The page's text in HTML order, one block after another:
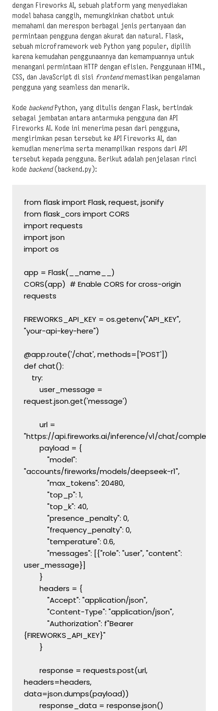
dengan Fireworks AI, sebuah platform yang menyediakan
model bahasa canggih, memungkinkan chatbot untuk
memahami dan merespon berbagai jenis pertanyaan dan
permintaan pengguna dengan akurat dan natural. Flask,
sebuah microframework web Python yang populer, dipilih
karena kemudahan penggunaannya dan kemampuannya untuk
menangani permintaan HTTP dengan efisien. Penggunaan HTML,
CSS, dan JavaScript di sisi frontendmemastikan pengalaman
pengguna yang seamless dan menarik.
Kode backendPython, yang ditulis dengan Flask, bertindak
sebagai jembatan antara antarmuka pengguna dan API
Fireworks AI. Kode ini menerima pesan dari pengguna,
mengirimkan pesan tersebut ke API Fireworks AI, dan
kemudian menerima serta menampilkan respons dari API
tersebut kepada pengguna. Berikut adalah penjelasan rinci
kode backend(backend.py):
from flask import Flask, request, jsonify
from flask_cors import CORS
import requests
import json
import os
app = Flask(__name__)
CORS(app)  # Enable CORS for cross-origin
requests
FIREWORKS_API_KEY = os.getenv("API_KEY",
"your-api-key-here")
@app.route('/chat', methods=['POST'])
def chat():
    try:
request.json.get('message')
"https://api.fireworks.ai/inference/v1/chat/
        payload = {
"accounts/fireworks/models/deepseek-r1",
            "max_tokens": 20480,
            "top_p": 1,
            "top_k": 40,
            "presence_penalty": 0,
            "frequency_penalty": 0,
            "temperature": 0.6,
user_message}]
        }
        headers = {
            "Accept": "application/json",
            "Content-Type": "application/json",
{FIREWORKS_API_KEY}"
        }
headers=headers,
data=json.dumps(payload))
        response_data = response.json()